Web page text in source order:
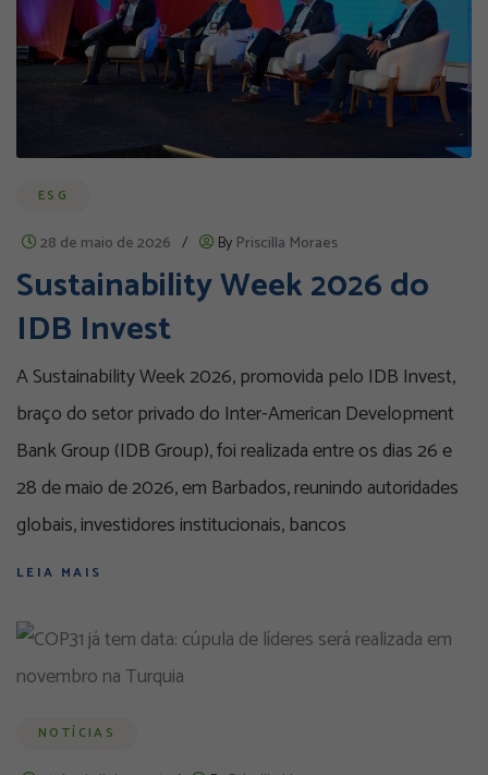
ESG
28 de maio de 2026 / By Priscilla Moraes
Sustainability Week 2026 do
IDB Invest
A Sustainability Week 2026, promovida pelo IDB Invest,
braço do setor privado do Inter-American Development
Bank Group (IDB Group), foi realizada entre os dias 26 e
28 de maio de 2026, em Barbados, reunindo autoridades
globais, investidores institucionais, bancos
LEIA MAIS
NOTÍCIAS